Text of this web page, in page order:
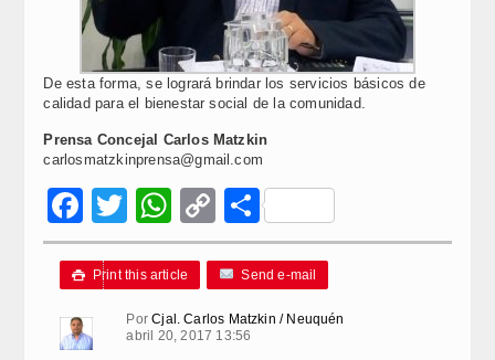
De esta forma, se logrará brindar los servicios básicos de
calidad para el bienestar social de la comunidad.
Prensa Concejal Carlos Matzkin
carlosmatzkinprensa@gmail.com
Facebook
Twitter
WhatsApp
Copy
Link
Compartir
 Print this article Send e-mail
PorCjal. Carlos Matzkin / Neuquén
abril 20, 2017 13:56